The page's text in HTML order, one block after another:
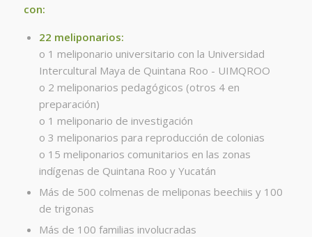
con:
22 meliponarios:
o 1 meliponario universitario con la Universidad
Intercultural Maya de Quintana Roo - UIMQROO
o 2 meliponarios pedagógicos (otros 4 en
preparación)
o 1 meliponario de investigación
o 3 meliponarios para reproducción de colonias
o 15 meliponarios comunitarios en las zonas
indígenas de Quintana Roo y Yucatán
Más de 500 colmenas de meliponas beechiis y 100
de trigonas
Más de 100 familias involucradas